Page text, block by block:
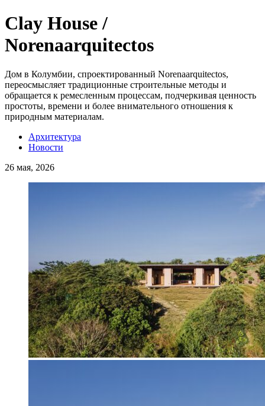
Clay House /
Norenaarquitectos
Дом в Колумбии, спроектированный Norenaarquitectos,
переосмысляет традиционные строительные методы и
обращается к ремесленным процессам, подчеркивая ценность
простоты, времени и более внимательного отношения к
природным материалам.
Архитектура
Новости
26 мая, 2026